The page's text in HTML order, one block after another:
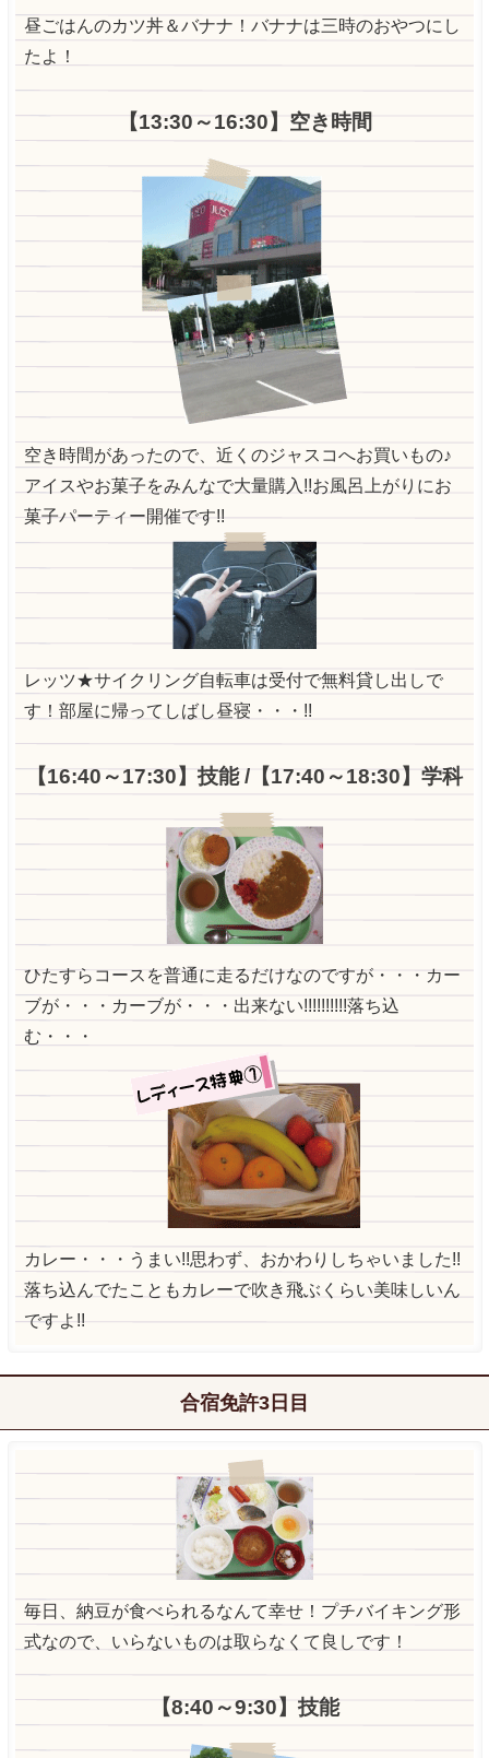
昼ごはんのカツ丼＆バナナ！バナナは三時のおやつにし
たよ！
【13:30～16:30】空き時間
空き時間があったので、近くのジャスコへお買いもの♪
アイスやお菓子をみんなで大量購入!!お風呂上がりにお
菓子パーティー開催です!!
レッツ★サイクリング自転車は受付で無料貸し出しで
す！部屋に帰ってしばし昼寝・・・!!
【16:40～17:30】技能 /【17:40～18:30】学科
ひたすらコースを普通に走るだけなのですが・・・カー
ブが・・・カーブが・・・出来ない!!!!!!!!!!落ち込
む・・・
カレー・・・うまい!!思わず、おかわりしちゃいました!!
落ち込んでたこともカレーで吹き飛ぶくらい美味しいん
ですよ!!
合宿免許3日目
毎日、納豆が食べられるなんて幸せ！プチバイキング形
式なので、いらないものは取らなくて良しです！
【8:40～9:30】技能